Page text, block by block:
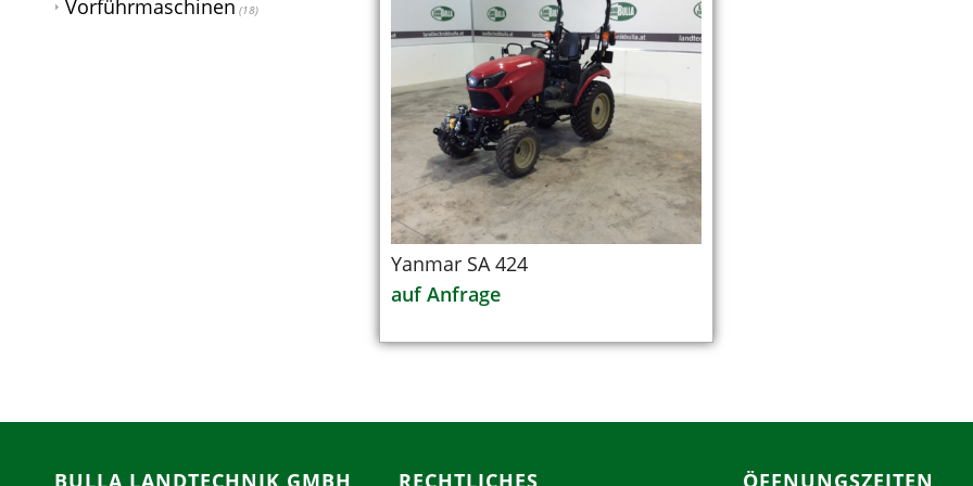
Yanmar SA 424
auf Anfrage
Vorführmaschinen (18)
BULLA LANDTECHNIK GMBH RECHTLICHES ÖFFNUNGSZEITEN